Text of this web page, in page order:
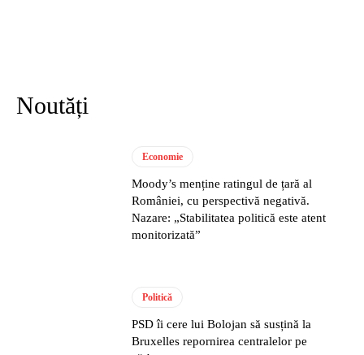
Noutăți
Economie
Moody’s menține ratingul de țară al
României, cu perspectivă negativă.
Nazare: „Stabilitatea politică este atent
monitorizată”
Politică
PSD îi cere lui Bolojan să susțină la
Bruxelles repornirea centralelor pe